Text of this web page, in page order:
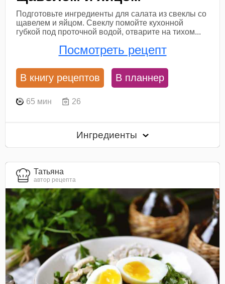
Подготовьте ингредиенты для салата из свеклы со
щавелем и яйцом. Свеклу помойте кухонной
губкой под проточной водой, отварите на тихом...
Посмотреть рецепт
В книгу рецептов В планнер
65 мин 26
Ингредиенты
Татьяна
автор рецепта